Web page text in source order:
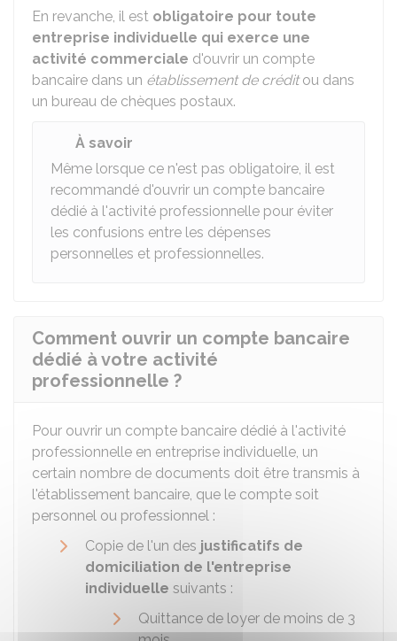
En revanche, il est obligatoire pour toute
entreprise individuelle qui exerce une
activité commerciale d'ouvrir un compte
bancaire dans un établissement de créditou dans
un bureau de chèques postaux.
À savoir
Même lorsque ce n'est pas obligatoire, il est
recommandé d'ouvrir un compte bancaire
dédié à l'activité professionnelle pour éviter
les confusions entre les dépenses
personnelles et professionnelles.
Comment ouvrir un compte bancaire
dédié à votre activité
professionnelle ?
Pour ouvrir un compte bancaire dédié à l'activité
professionnelle en entreprise individuelle, un
certain nombre de documents doit être transmis à
l'établissement bancaire, que le compte soit
personnel ou professionnel :
Copie de l'un des justificatifs de
domiciliation de l'entreprise
individuelle suivants :
Quittance de loyer de moins de 3